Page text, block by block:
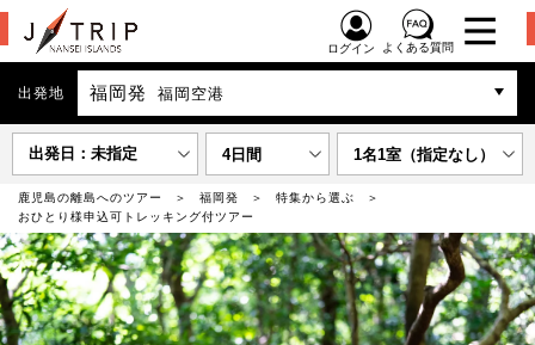
ログイン よくある質問
出発地 福岡発 福岡空港
出発日：未指定 4日間 1名1室（指定なし）
鹿児島の離島へのツアー 福岡発
特集から選ぶ
おひとり様申込可トレッキング付ツアー